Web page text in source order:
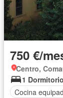
750 €/
Centro,
1 Dormitorio
Cocina